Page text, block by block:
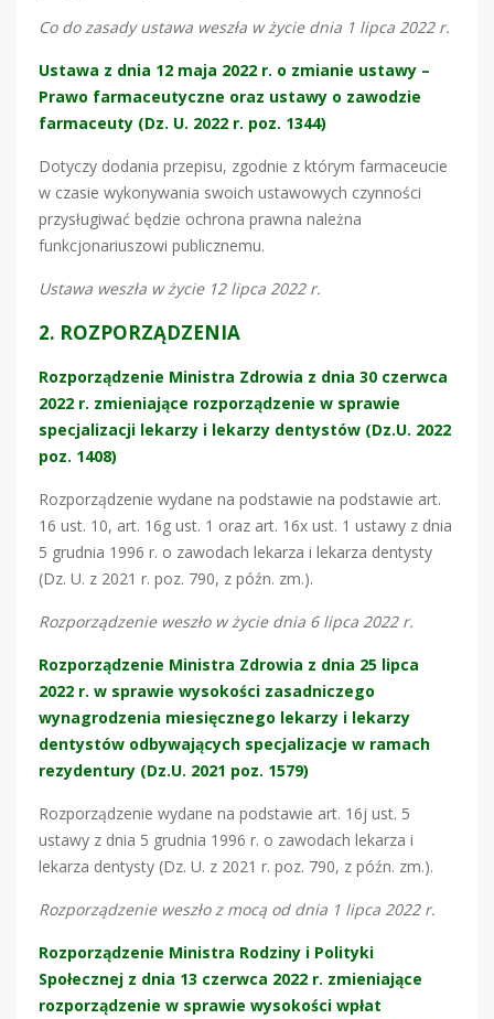
Co do zasady ustawa weszła w życie dnia 1 lipca 2022 r.
Ustawa z dnia 12 maja 2022 r. o zmianie ustawy –
Prawo farmaceutyczne oraz ustawy o zawodzie
farmaceuty (Dz. U. 2022 r. poz. 1344)
Dotyczy dodania przepisu, zgodnie z którym farmaceucie
w czasie wykonywania swoich ustawowych czynności
przysługiwać będzie ochrona prawna należna
funkcjonariuszowi publicznemu.
Ustawa weszła w życie 12 lipca 2022 r.
2. ROZPORZĄDZENIA
Rozporządzenie Ministra Zdrowia z dnia 30 czerwca
2022 r. zmieniające rozporządzenie w sprawie
specjalizacji lekarzy i lekarzy dentystów (Dz.U. 2022
poz. 1408)
Rozporządzenie wydane na podstawie na podstawie art.
16 ust. 10, art. 16g ust. 1 oraz art. 16x ust. 1 ustawy z dnia
5 grudnia 1996 r. o zawodach lekarza i lekarza dentysty
(Dz. U. z 2021 r. poz. 790, z późn. zm.).
Rozporządzenie weszło w życie dnia 6 lipca 2022 r.
Rozporządzenie Ministra Zdrowia z dnia 25 lipca
2022 r. w sprawie wysokości zasadniczego
wynagrodzenia miesięcznego lekarzy i lekarzy
dentystów odbywających specjalizacje w ramach
rezydentury (Dz.U. 2021 poz. 1579)
Rozporządzenie wydane na podstawie art. 16j ust. 5
ustawy z dnia 5 grudnia 1996 r. o zawodach lekarza i
lekarza dentysty (Dz. U. z 2021 r. poz. 790, z późn. zm.).
Rozporządzenie weszło z mocą od dnia 1 lipca 2022 r.
Rozporządzenie Ministra Rodziny i Polityki
Społecznej z dnia 13 czerwca 2022 r. zmieniające
rozporządzenie w sprawie wysokości wpłat